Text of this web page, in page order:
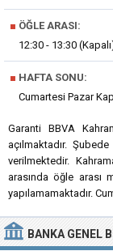
■ ÖĞLE ARASI:
12:30 - 13:30
■ HAFTA SONU:
Cumartesi Pazar
Garanti BBVA
açılmaktadır.
verilmektedir.
arasında öğle arası
yapılamamaktadır.
BANKA GENEL